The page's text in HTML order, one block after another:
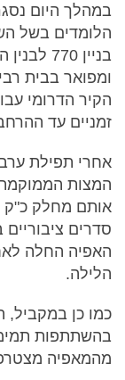
במהלך היום
הלומדים בשל
בניין
ומפואר בבית
הקיר הדרומי
זמניים עד
אחרי תפילת
המצות הממוקמת
אותם מחלק כ"ק
סדרים
האפיה החלה
הלילה.
בהשתתפות
מהמאפיה